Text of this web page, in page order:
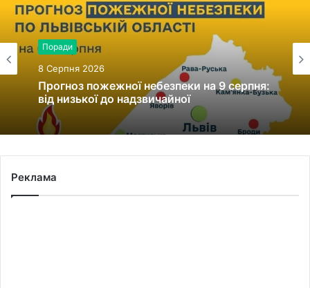
Поради
8 Серпня 2026
Прогноз пожежної небезпеки на 9 серпня:
від низької до надзвичайної
Реклама